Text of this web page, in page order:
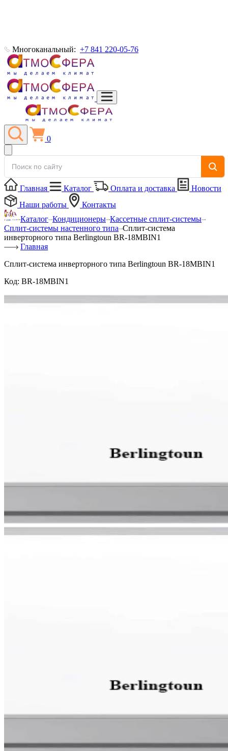
Многоканальный: +7 841 220-05-76
0
Главная Каталог Оплата и доставка
Новости
Наши работы
Контакты
Каталог Кондиционеры Кассетные сплит-системы
Сплит-системы настенного типа Сплит-система
инверторного типа Berlingtoun BR-18MBIN1
Главная
Сплит-система инверторного типа Berlingtoun BR-18MBIN1
Код: BR-18MBIN1